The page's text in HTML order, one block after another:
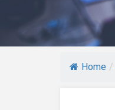
Home /